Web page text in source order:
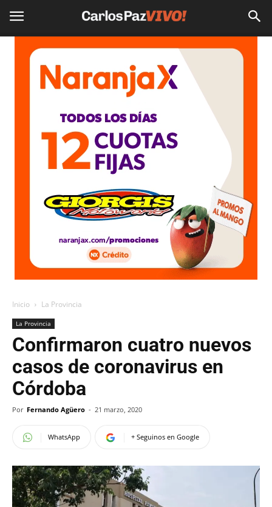
Inicio La Provincia
La Provincia
Confirmaron cuatro nuevos
casos de coronavirus en
Córdoba
Por Fernando Agüero - 21 marzo, 2020
WhatsApp + Seguinos en Google